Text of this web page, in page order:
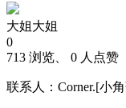
大姐大姐
0
713 浏览、 0 人点赞
联系人：Corner.[小